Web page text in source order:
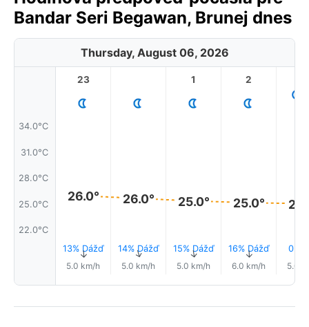
Bandar Seri Begawan, Brunej dnes
Thursday, August 06, 2026
34.0°C
31.0°C
28.0°C
25.0°C
22.0°C
23
26.0°
13% Dážď
↑
5.0 km/h
26.0°
14% Dážď
↑
5.0 km/h
1
25.0°
15% Dážď
↑
5.0 km/h
2
25.0°
16% Dážď
↑
6.0 km/h
0.0
5.0